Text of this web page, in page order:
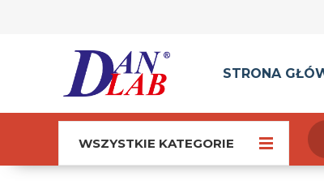
STRONA
WSZYSTKIE KATEGORIE